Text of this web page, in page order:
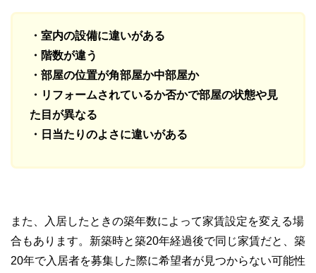
・室内の設備に違いがある
・階数が違う
・部屋の位置が角部屋か中部屋か
・リフォームされているか否かで部屋の状態や見
た目が異なる
・日当たりのよさに違いがある
また、入居したときの築年数によって家賃設定を変える場
合もあります。新築時と築20年経過後で同じ家賃だと、築
20年で入居者を募集した際に希望者が見つからない可能性